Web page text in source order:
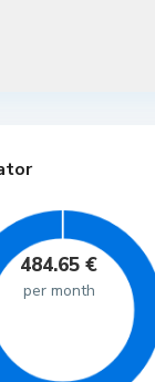
484.65 €
per month